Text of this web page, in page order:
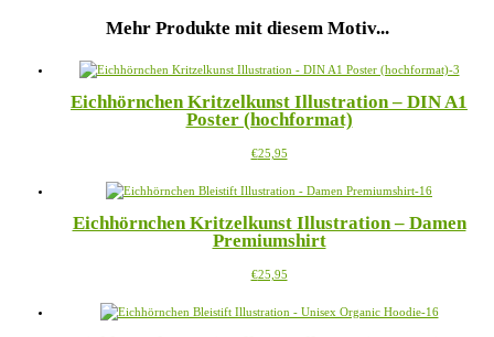
Mehr Produkte mit diesem Motiv...
Eichhörnchen Kritzelkunst Illustration – DIN A1
Poster (hochformat)
€25,95Dieses
weist
Varianten
auf.
Optionen
auf
Eichhörnchen Kritzelkunst Illustration – Damen
Premiumshirt
€25,95Dieses
weist